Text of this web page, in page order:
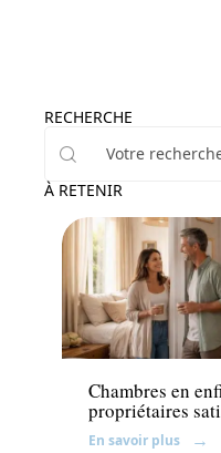
RECHERCHE
À RETENIR
Décoration Interieure
Chambres en
propriétaires
En savoir plus